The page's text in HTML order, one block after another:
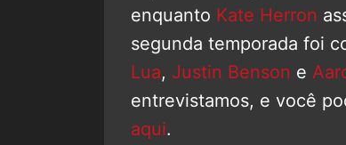
enquanto Kate Herron
segunda temporada foi
Lua, Justin Benson e
entrevistamos, e você
aqui.